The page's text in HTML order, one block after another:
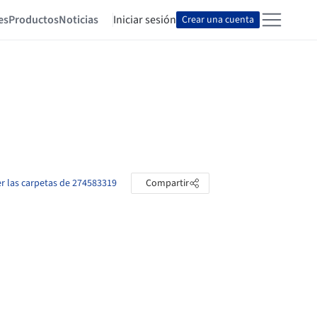
ProductosNoticias Iniciar sesión Crear una cuenta
las carpetas de 274583319 Compartir